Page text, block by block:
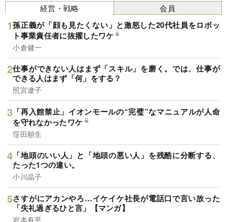
経営・戦略
孫正義が「顔も見たくない」と激怒した20代社員をロボッ
ト事業責任者に抜擢したワケ
小倉健一
仕事ができない人はまず「スキル」を磨く。では、仕事が
できる人はまず「何」をする？
照宮遼子
「再入館禁止」イオンモールの“完璧”なマニュアルが人命
を守れなかったワケ
窪田順生
「地頭のいい人」と「地頭の悪い人」を残酷に分断する、
たった1つの違い。
小川晶子
さすがにアカンやろ…イケイケ社長が電話口で言い放った
「失礼過ぎるひと言」【マンガ】
岩本有平
会員